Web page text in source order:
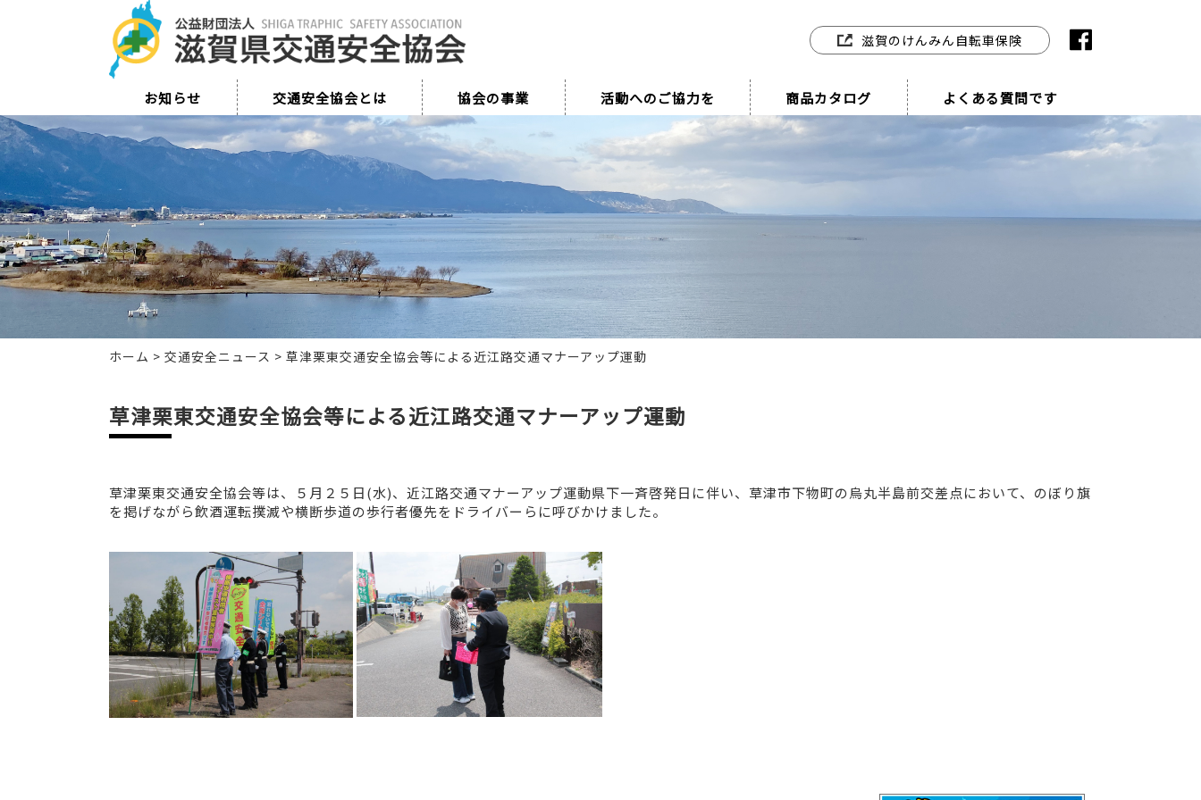
滋賀のけんみん自転車保険
お知らせ 交通安全協会とは 協会の事業 活動へのご協力を 商品カタログ よくある質問です
ホーム > 交通安全ニュース > 草津栗東交通安全協会等による近江路交通マナーアップ運動
草津栗東交通安全協会等による近江路交通マナーアップ運動
草津栗東交通安全協会等は、５月２５日(水)、近江路交通マナーアップ運動県下一斉啓発日に伴い、草津市下物町の烏丸半島前交差点において、のぼり旗
を掲げながら飲酒運転撲滅や横断歩道の歩行者優先をドライバーらに呼びかけました。